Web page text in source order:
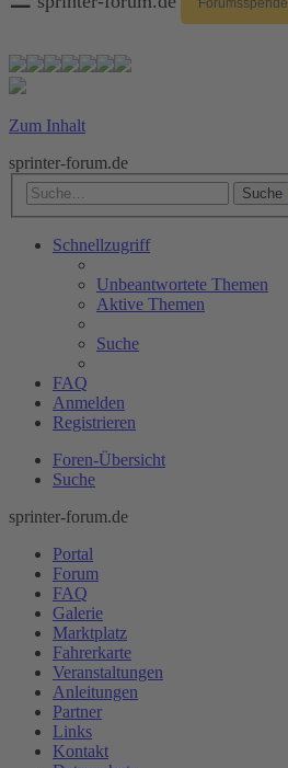
Forumsspende
Zum Inhalt
sprinter-forum.de
Suche
Schnellzugriff
Unbeantwortete Themen
Aktive Themen
Suche
FAQ
Anmelden
Registrieren
Foren-Übersicht
Suche
sprinter-forum.de
Portal
Forum
FAQ
Galerie
Marktplatz
Fahrerkarte
Veranstaltungen
Anleitungen
Partner
Links
Kontakt